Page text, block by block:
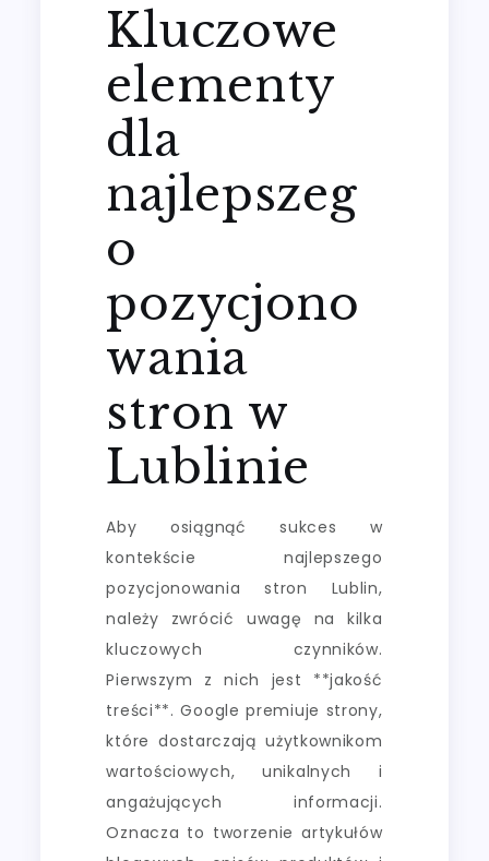
Kluczowe
elementy
dla
najlepszeg
o
pozycjono
wania
stron w
Lublinie
Aby osiągnąć sukces w
kontekście najlepszego
pozycjonowania stron Lublin,
należy zwrócić uwagę na kilka
kluczowych czynników.
Pierwszym z nich jest **jakość
treści**. Google premiuje strony,
które dostarczają użytkownikom
wartościowych, unikalnych i
angażujących informacji.
Oznacza to tworzenie artykułów